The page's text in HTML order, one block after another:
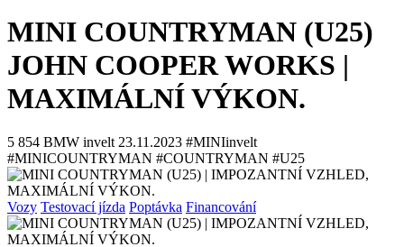
MINI COUNTRYMAN (U25)
JOHN COOPER WORKS |
MAXIMÁLNÍ VÝKON.
5 854 BMW invelt 23.11.2023 #MINIinvelt
#MINICOUNTRYMAN #COUNTRYMAN #U25
Vozy Testovací jízda Poptávka Financování